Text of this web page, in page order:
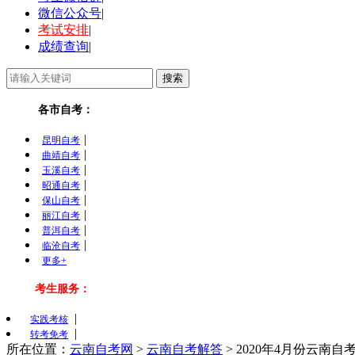
微信公众号|
考试安排|
成绩查询|
各市自考：
昆明自考 |
曲靖自考 |
玉溪自考 |
昭通自考 |
保山自考 |
丽江自考 |
普洱自考 |
临沧自考 |
更多+
考生服务：
实践考核 |
转考免考
|
所在位置： 云南自考网 > 云南自考解答 > 2020年4月份云南自